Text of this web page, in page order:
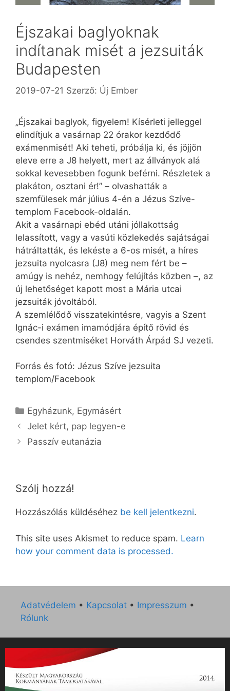
Éjszakai baglyoknak
indítanak misét a jezsuiták
Budapesten
2019-07-21 Szerző: Új Ember
„Éjszakai baglyok, figyelem! Kísérleti jelleggel
elindítjuk a vasárnap 22 órakor kezdődő
exámenmisét! Aki teheti, próbálja ki, és jöjjön
eleve erre a J8 helyett, mert az állványok alá
sokkal kevesebben fogunk beférni. Részletek a
plakáton, osztani ér!” – olvashatták a
szemfülesek már július 4-én a Jézus Szíve-
templom Facebook-oldalán.
Akit a vasárnapi ebéd utáni jóllakottság
lelassított, vagy a vasúti közlekedés sajátságai
hátráltatták, és lekéste a 6-os misét, a híres
jezsuita nyolcasra (J8) meg nem fért be –
amúgy is nehéz, nemhogy felújítás közben –, az
új lehetőséget kapott most a Mária utcai
jezsuiták jóvoltából.
A szemlélődő visszatekintésre, vagyis a Szent
Ignác-i exámen imamódjára építő rövid és
csendes szentmiséket Horváth Árpád SJ vezeti.
Forrás és fotó: Jézus Szíve jezsuita
templom/Facebook
Kategória
Egyházunk, Egymásért
Jelet kért, pap legyen-e
Passzív eutanázia
Szólj hozzá!
Hozzászólás küldéséhez be kell jelentkezni.
This site uses Akismet to reduce spam. Learn
how your comment data is processed.
Adatvédelem • Kapcsolat • Impresszum •
Rólunk